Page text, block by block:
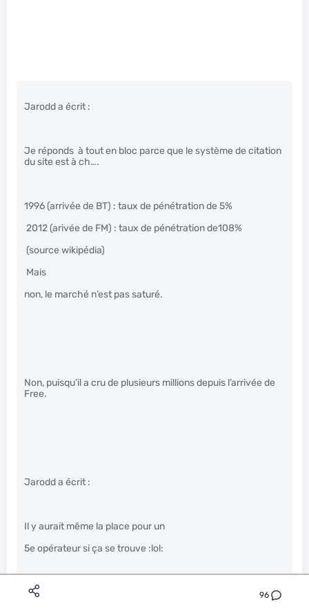
96
Jarodd a écrit :
Je réponds à tout en bloc parce que le système de citation
du site est à ch….
1996 (arrivée de BT) : taux de pénétration de 5%
2012 (arivée de FM) : taux de pénétration de108%
(source wikipédia)
Mais
non, le marché n’est pas saturé.
Non, puisqu’il a cru de plusieurs millions depuis l’arrivée de
Free.
Jarodd a écrit :
Il y aurait même la place pour un
5e opérateur si ça se trouve :lol: